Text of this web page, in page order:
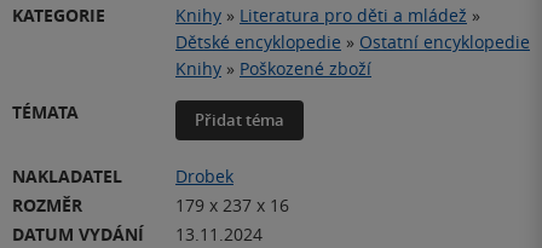
KATEGORIE Knihy » Literatura pro děti a mládež »
Dětské encyklopedie » Ostatní encyklopedie
Knihy » Poškozené zboží
TÉMATA
Přidat téma
NAKLADATEL
Drobek
ROZMĚR
179 x 237 x 16
DATUM VYDÁNÍ
13.11.2024